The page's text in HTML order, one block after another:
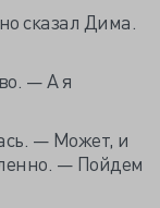
сказал Дима.
— А я
— Может, и
— Пойдем